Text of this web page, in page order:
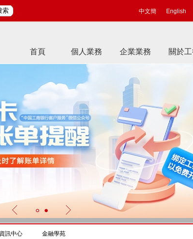
索 中文簡 English
首頁 個人業務 企業業務 關於
資訊中心 金融學苑